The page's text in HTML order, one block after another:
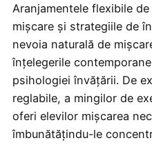
Aranjamentele flexibile
mișcare și strategiile de
nevoia naturală de
înțelegerile
psihologiei învățării. De
reglabile, a mingilor de
oferi elevilor mișcarea
îmbunătățindu-le